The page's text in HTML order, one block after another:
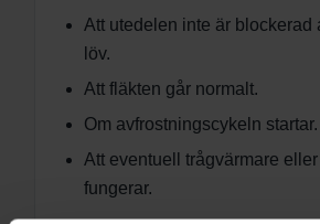
Att utedelen inte är blockerad
löv.
Att fläkten går normalt.
Om avfrostningscykeln startar.
Att eventuell trågvärmare eller
fungerar.